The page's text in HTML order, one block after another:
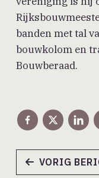
banden met tal
bouwkolom en
Bouwberaad.
VORIG